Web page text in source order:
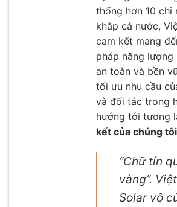
thống hơn 10 chi
khắp cả nước,
cam kết mang
pháp năng lượng
an toàn và bền
tối ưu nhu cầu
và đối tác trong
hướng tới tương
kết của chúng tôi
“Chữ tín
vàng”.
Solar vô